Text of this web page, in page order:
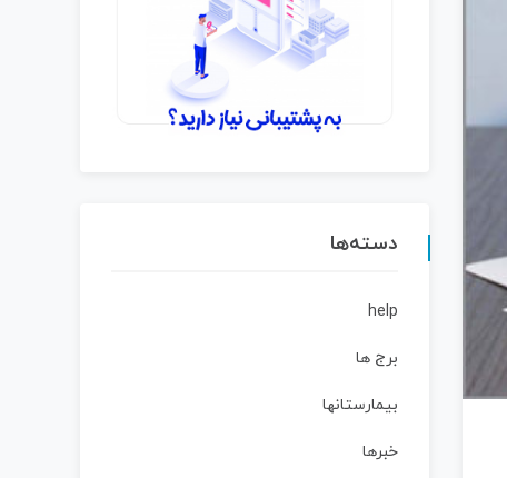
دسته‌ها
help
برج ها
بیمارستانها
خبرها